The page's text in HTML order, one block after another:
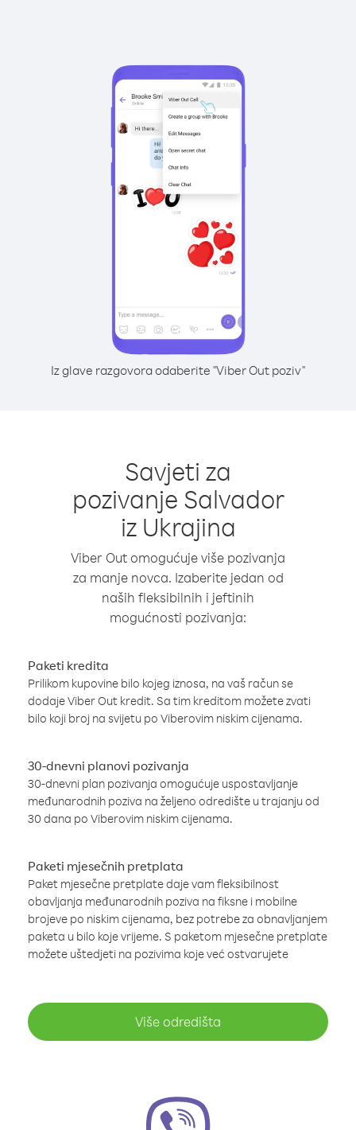
Iz glave razgovora odaberite "Viber Out poziv"
Savjeti za
pozivanje Salvador
iz Ukrajina
Viber Out omogućuje više pozivanja
za manje novca. Izaberite jedan od
naših fleksibilnih i jeftinih
mogućnosti pozivanja:
Paketi kredita
Prilikom kupovine bilo kojeg iznosa, na vaš račun se
dodaje Viber Out kredit. Sa tim kreditom možete zvati
bilo koji broj na svijetu po Viberovim niskim cijenama.
30-dnevni planovi pozivanja
30-dnevni plan pozivanja omogućuje uspostavljanje
međunarodnih poziva na željeno odredište u trajanju od
30 dana po Viberovim niskim cijenama.
Paketi mjesečnih pretplata
Paket mjesečne pretplate daje vam fleksibilnost
obavljanja međunarodnih poziva na fiksne i mobilne
brojeve po niskim cijenama, bez potrebe za obnavljanjem
paketa u bilo koje vrijeme. S paketom mjesečne pretplate
možete uštedjeti na pozivima koje već ostvarujete
Više odredišta